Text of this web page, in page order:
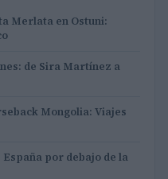
Merlata en Ostuni:
de Sira Martínez a
Mongolia: Viajes
por debajo de la